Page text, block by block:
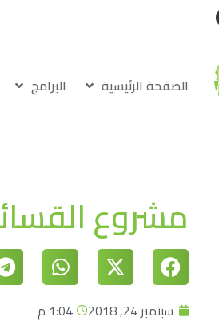
الصفحة الرئيسية البرامج
مشروع
سبتمبر 24, 2018
1:04 م